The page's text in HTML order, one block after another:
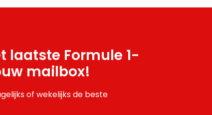
laatste Formule 1-
mailbox!
of wekelijks de beste